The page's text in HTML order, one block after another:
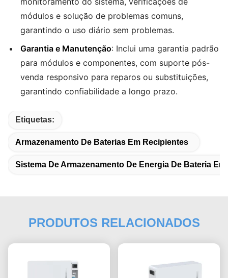
módulos e solução de problemas comuns,
garantindo o uso diário sem problemas.
Garantia e Manutenção: Inclui uma garantia padrão
para módulos e componentes, com suporte pós-
venda responsivo para reparos ou substituições,
garantindo confiabilidade a longo prazo.
Etiquetas:
Armazenamento De Baterias Em Recipientes
Sistema De Armazenamento De Energia De Bateria
PRODUTOS RELACIONADOS